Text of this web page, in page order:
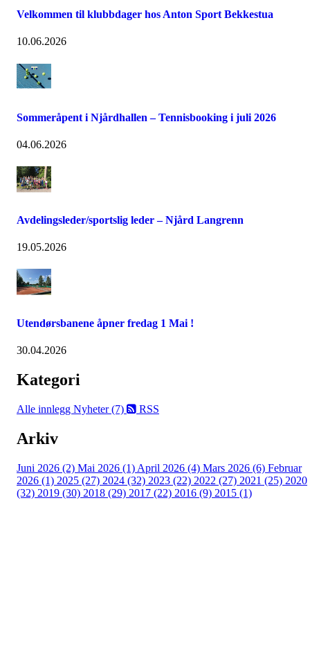
Velkommen til klubbdager hos Anton Sport Bekkestua
10.06.2026
Sommeråpent i Njårdhallen – Tennisbooking i juli 2026
04.06.2026
Avdelingsleder/sportslig leder – Njård Langrenn
19.05.2026
Utendørsbanene åpner fredag 1 Mai !
30.04.2026
Kategori
Alle innlegg Nyheter (7) RSS
Arkiv
Juni 2026 (2) Mai 2026 (1) April 2026 (4) Mars 2026 (6) Februar
2026 (1) 2025 (27) 2024 (32) 2023 (22) 2022 (27) 2021 (25) 2020
(32) 2019 (30) 2018 (29) 2017 (22) 2016 (9) 2015 (1)